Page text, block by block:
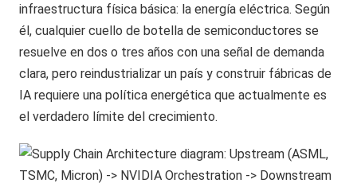
infraestructura física básica: la energía eléctrica. Según
él, cualquier cuello de botella de semiconductores se
resuelve en dos o tres años con una señal de demanda
clara, pero reindustrializar un país y construir fábricas de
IA requiere una política energética que actualmente es
el verdadero límite del crecimiento.